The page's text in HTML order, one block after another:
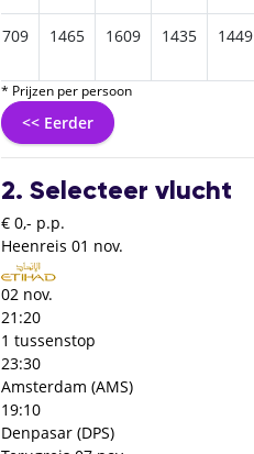
1709 1465 1609 1435 1449
* Prijzen per persoon
<< Eerder
2. Selecteer vlucht
€ 0,- p.p.
Heenreis 01 nov.
02 nov.
21:20
1 tussenstop
23:30
Amsterdam (AMS)
19:10
Denpasar (DPS)